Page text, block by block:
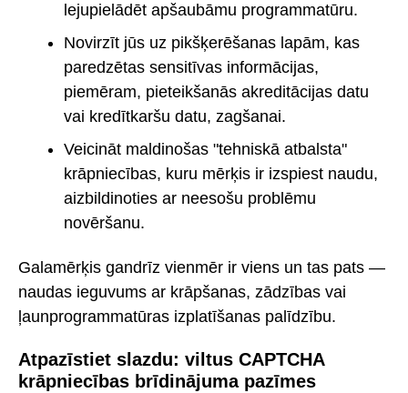
lejupielādēt apšaubāmu programmatūru.
Novirzīt jūs uz pikšķerēšanas lapām, kas
paredzētas sensitīvas informācijas,
piemēram, pieteikšanās akreditācijas datu
vai kredītkaršu datu, zagšanai.
Veicināt maldinošas "tehniskā atbalsta"
krāpniecības, kuru mērķis ir izspiest naudu,
aizbildinoties ar neesošu problēmu
novēršanu.
Galamērķis gandrīz vienmēr ir viens un tas pats —
naudas ieguvums ar krāpšanas, zādzības vai
ļaunprogrammatūras izplatīšanas palīdzību.
Atpazīstiet slazdu: viltus CAPTCHA
krāpniecības brīdinājuma pazīmes